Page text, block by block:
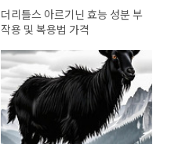
더리틀스 아르기닌 효능 성분 부
작용 및 복용법 가격